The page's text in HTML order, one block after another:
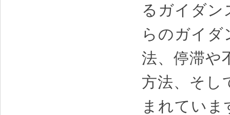
るガイダン
らのガイ
法、停滞や
方法、そし
まれてい